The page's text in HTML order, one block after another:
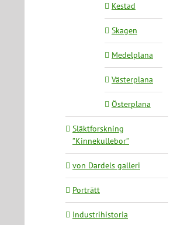
Kestad
Skagen
Medelplana
Västerplana
Österplana
Släktforskning
”Kinnekullebor”
von Dardels galleri
Porträtt
Industrihistoria